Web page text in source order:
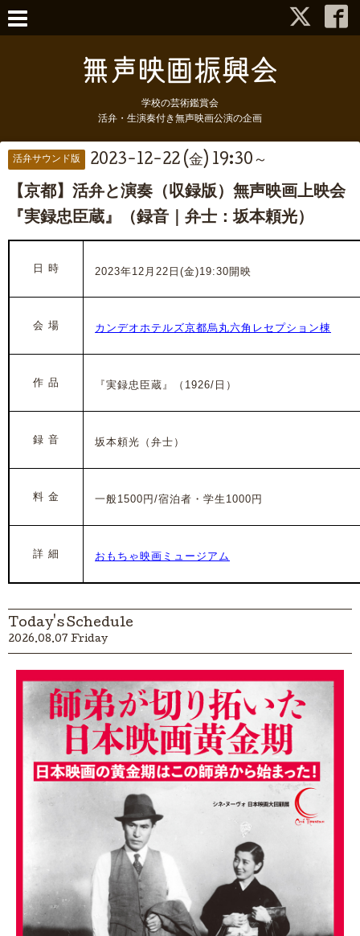
学校の芸術鑑賞会
活弁・生演奏付き無声映画公演の企画
活弁サウンド版 2023-12-22 (金) 19:30～
【京都】活弁と演奏（収録版）無声映画上映会
『実録忠臣蔵』（録音｜弁士：坂本頼光）
日 時 2023年12月22日(金)19:30開映
会 場 カンデオホテルズ京都烏丸六角レセプション棟
作 品 『実録忠臣蔵』（1926/日）
録 音 坂本頼光（弁士）
料 金 一般1500円/宿泊者・学生1000円
詳 細 おもちゃ映画ミュージアム
Today's Schedule
2026.08.07 Friday